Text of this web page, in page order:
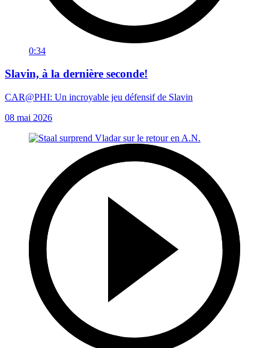
0:34
Slavin, à la dernière seconde!
CAR@PHI: Un incroyable jeu défensif de Slavin
08 mai 2026